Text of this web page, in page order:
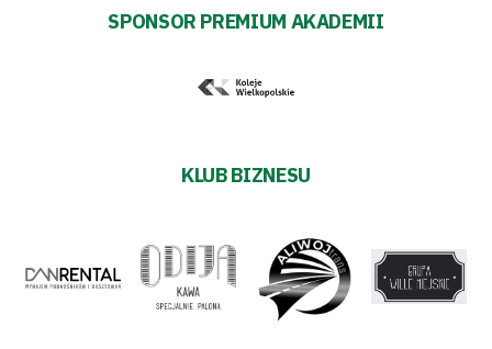
SPONSOR PREMIUM AKADEMII
KLUB BIZNESU